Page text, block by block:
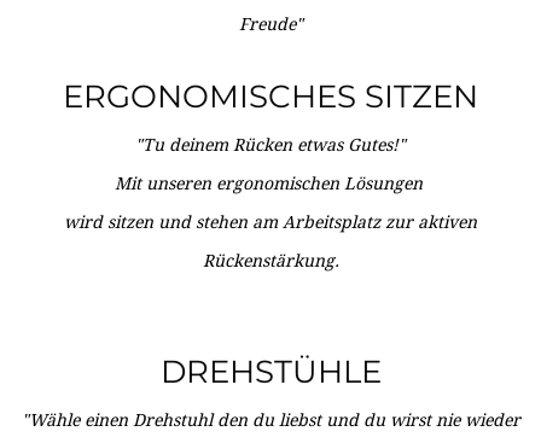
Freude"
ERGONOMISCHES SITZEN
"Tu deinem Rücken etwas Gutes!"
Mit unseren ergonomischen Lösungen
wird sitzen und stehen am Arbeitsplatz zur aktiven
Rückenstärkung.
DREHSTÜHLE
"Wähle einen Drehstuhl den du liebst und du wirst nie wieder